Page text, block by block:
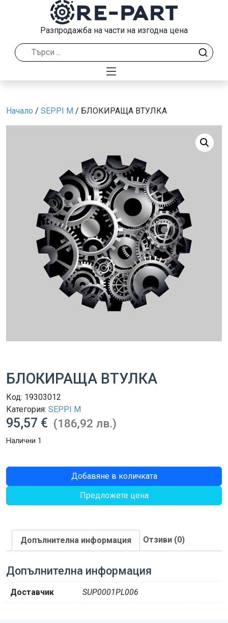
Разпродажба на части на изгодна цена
Начало / SEPPI M / БЛОКИРАЩА ВТУЛКА
БЛОКИРАЩА ВТУЛКА
Код: 19303012
Категория: SEPPI M
95,57 € (186,92 лв.)
Налични 1
количество
за
ВТУЛКА
Добавяне в количката
Предложете цена
Допълнителна информация Отзиви (0)
Допълнителна информация
Доставчик SUP0001PL006